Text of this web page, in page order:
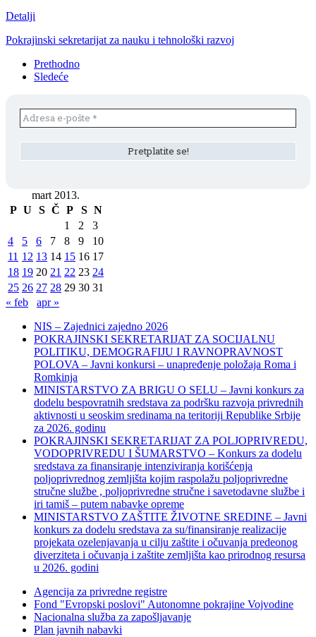
Detalji
Pokrajinski sekretarijat za nauku i tehnološki razvoj
Prethodno
Sledeće
mart 2013.
P U S Č P S N
1
2
3
4
5 6 7 8 9
10
11 12 13 14 15 16 17
18 19 20 21 22 23 24
25 26 27 28 29 30 31
« feb
apr »
NIS – Zajednici zajedno 2026
POKRAJINSKI SEKRETARIJAT ZA SOCIJALNU
POLITIKU, DEMOGRAFIJU I RAVNOPRAVNOST
POLOVA – Javni konkursi – unapređenje položaja Roma i
Romkinja
MINISTARSTVO ZA BRIGU O SELU – Javni konkurs za
dodelu bespovratnih sredstava za podršku razvoja privrednih
aktivnosti u seoskim sredinama na teritoriji Republike Srbije
za 2026. godinu
POKRAJINSKI SEKRETARIJAT ZA POLJOPRIVREDU,
VODOPRIVREDU I ŠUMARSTVO – Konkurs za dodelu
sredstava za finansiranje intenziviranja korišćenja
poljoprivrednog zemljišta kojim raspolažu poljoprivredne
stručne službe , poljoprivredne stručne i savetodavne službe i
iri tamiš ‒ putem nabavke opreme
MINISTARSTVO ZAŠTITE ŽIVOTNE SREDINE – Javni
konkurs za dodelu sredstava za su/finansiranje realizacije
projekata ozelenjavanja u cilju zaštite i očuvanja predeonog
diverziteta i očuvanja i zaštite zemljišta kao prirodnog resursa
u 2026. godini
Agencija za privredne registre
Fond "Evropski poslovi" Autonomne pokrajine Vojvodine
Nacionalna služba za zapošljavanje
Plan javnih nabavki